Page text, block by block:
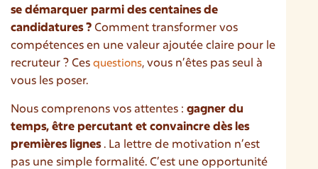
se démarquer parmi des centaines de
candidatures ?Comment transformer vos
compétences en une valeur ajoutée claire pour le
recruteur ? Ces questions, vous n’êtes pas seul à
vous les poser.
Nous comprenons vos attentes : gagner du
temps, être percutant et convaincre dès les
premières lignes. La lettre de motivation n’est
pas une simple formalité. C’est une opportunité